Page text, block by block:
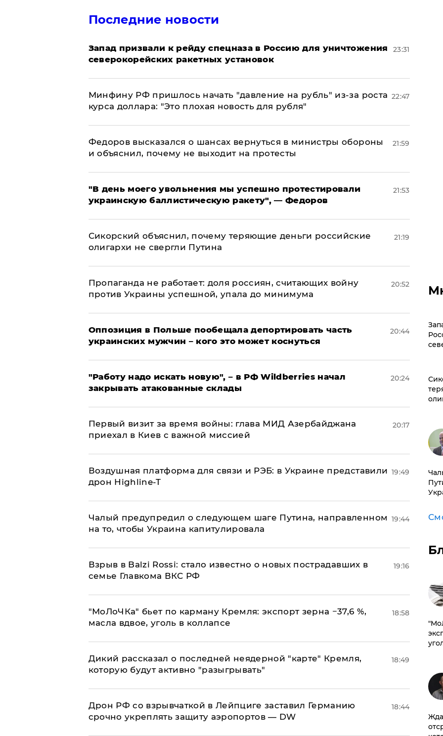
Последние новости
Запад призвали к рейду спецназа в Россию для уничтожения
северокорейских ракетных установок
23:31
Минфину РФ пришлось начать "давление на рубль" из-за роста
курса доллара: "Это плохая новость для рубля"
22:47
Федоров высказался о шансах вернуться в министры обороны
и объяснил, почему не выходит на протесты
21:59
​"В день моего увольнения мы успешно протестировали
украинскую баллистическую ракету", — Федоров
21:53
Сикорский объяснил, почему теряющие деньги российские
олигархи не свергли Путина
21:19
​Пропаганда не работает: доля россиян, считающих войну
против Украины успешной, упала до минимума
20:52
Оппозиция в Польше пообещала депортировать часть
украинских мужчин – кого это может коснуться
20:44
"Работу надо искать новую", – в РФ Wildberries начал
закрывать атакованные склады
20:24
Первый визит за время войны: глава МИД Азербайджана
приехал в Киев с важной миссией
20:17
Воздушная платформа для связи и РЭБ: в Украине представили
дрон Highline-T
19:49
Чалый предупредил о следующем шаге Путина, направленном
на то, чтобы Украина капитулировала
19:44
Взрыв в Balzi Rossi: стало известно о новых пострадавших в
семье Главкома ВКС РФ
19:16
​"МоЛоЧКа" бьет по карману Кремля: экспорт зерна −37,6 %,
масла вдвое, уголь в коллапсе
18:58
Дикий рассказал о последней неядерной "карте" Кремля,
которую будут активно "разыгрывать"
18:49
​Дрон РФ со взрывчаткой в Лейпциге заставил Германию
срочно укреплять защиту аэропортов — DW
18:44